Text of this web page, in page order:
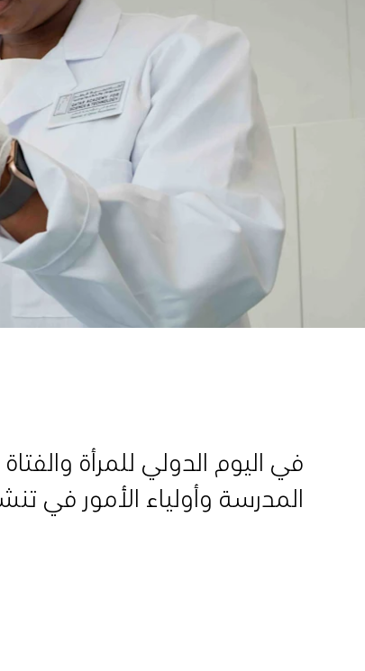
في اليوم الدولي للمرأة
المدرسة وأولياء الأمور في